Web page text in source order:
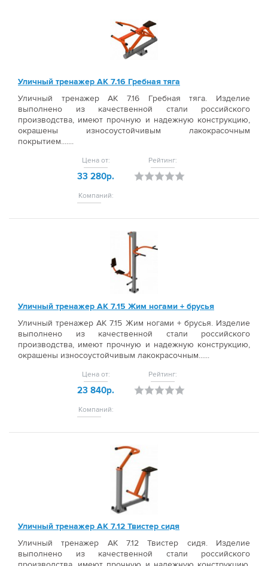
Уличный тренажер АК 7.16 Гребная тяга
Уличный тренажер АК 7.16 Гребная тяга. Изделие
выполнено из качественной стали российского
производства, имеют прочную и надежную конструкцию,
окрашены износоустойчивым лакокрасочным
покрытием.......
Цена от:
33 280р.
Компаний:
Рейтинг:
Уличный тренажер АК 7.15 Жим ногами + брусья
Уличный тренажер АК 7.15 Жим ногами + брусья. Изделие
выполнено из качественной стали российского
производства, имеют прочную и надежную конструкцию,
окрашены износоустойчивым лакокрасочным......
Цена от:
23 840р.
Компаний:
Рейтинг:
Уличный тренажер АК 7.12 Твистер сидя
Уличный тренажер АК 7.12 Твистер сидя. Изделие
выполнено из качественной стали российского